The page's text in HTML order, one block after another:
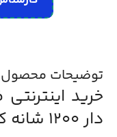
توضیحات محصول
خرید
دار 1200 شانه کد 300401